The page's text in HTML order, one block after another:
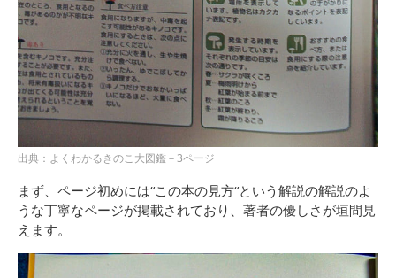
出典：よくわかるきのこ大図鑑－3ページ
まず、ページ初めには“この本の見方“という解説の解説のよ
うな丁寧なページが掲載されており、著者の優しさが垣間見
えます。